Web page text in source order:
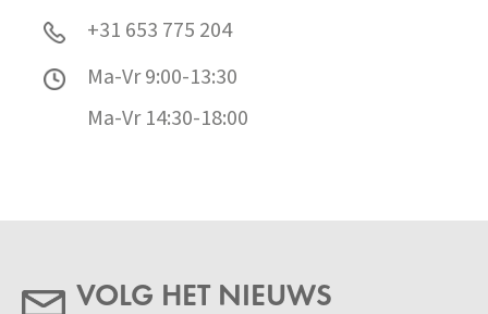
+31 653 775 204
Ma-Vr 9:00-13:30
Ma-Vr 14:30-18:00
VOLG HET NIEUWS